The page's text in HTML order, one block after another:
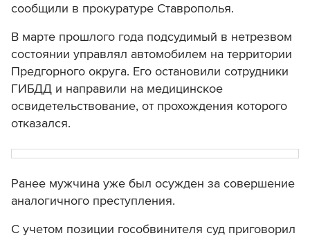
сообщили в прокуратуре Ставрополья.
В марте прошлого года подсудимый в нетрезвом
состоянии управлял автомобилем на территории
Предгорного округа. Его остановили сотрудники
ГИБДД и направили на медицинское
освидетельствование, от прохождения которого
отказался.
Ранее мужчина уже был осужден за совершение
аналогичного преступления.
С учетом позиции гособвинителя суд приговорил